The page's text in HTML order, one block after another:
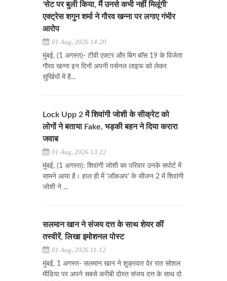
'सेट पर बुली किया, मैं उनसे कभी नहीं मिलूंगी'
एक्ट्रेस शगुन शर्मा ने गौरव खन्ना पर लगाए गंभीर
आरोप
01 Aug, 2026 14:20
मुंबई, (1 अगस्त)- टीवी एक्टर और बिग बाॅस 19 के विजेता
गौरव खन्ना इन दिनों अपनी पर्सनल लाइफ को लेकर
सुर्खियों में है...
Lock Upp 2 में शिवांगी जोशी के सीक्रेट को
लोगों ने बताया Fake, भड़की बहन ने दिया करारा
जवाब
01 Aug, 2026 13:22
मुंबई, (1 अगस्त): शिवांगी जोशी का परिवार उनके सपोर्ट में
सामने आया है। हाल ही में 'लॉकअप' के सीजन 2 में शिवांगी
जोशी ने ...
सलमान खान ने संजय दत्त के साथ शेयर कीं
तस्वीरें, लिखा इमोशनल पोस्ट
01 Aug, 2026 11:12
मुंबई, 1 अगस्त- सलमान खान ने शुक्रवार देर रात सोशल
मीडिया पर अपने सबसे करीबी दोस्त संजय दत्त के साथ दो